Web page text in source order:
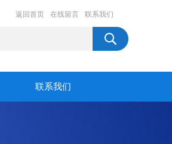
返回首页 在线留言 联系我们
联系我们